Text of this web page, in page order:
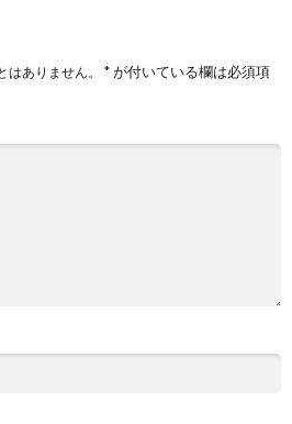
ありません。 *が付いている欄は必須項